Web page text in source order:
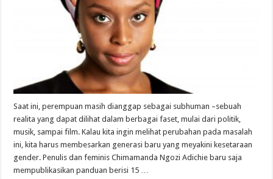
Saat ini, perempuan masih dianggap sebagai subhuman –sebuah
realita yang dapat dilihat dalam berbagai faset, mulai dari politik,
musik, sampai film. Kalau kita ingin melihat perubahan pada masalah
ini, kita harus membesarkan generasi baru yang meyakini kesetaraan
gender. Penulis dan feminis Chimamanda Ngozi Adichie baru saja
mempublikasikan panduan berisi 15 …